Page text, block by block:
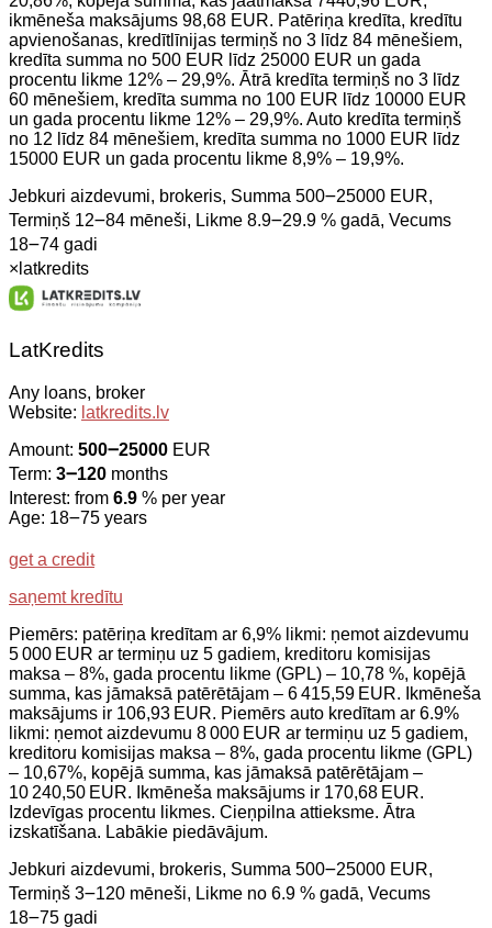
ikmēneša maksājums 98,68 EUR. Patēriņa kredīta, kredītu
apvienošanas, kredītlīnijas termiņš no 3 līdz 84 mēnešiem,
kredīta summa no 500 EUR līdz 25000 EUR un gada
procentu likme 12% – 29,9%. Ātrā kredīta termiņš no 3 līdz
60 mēnešiem, kredīta summa no 100 EUR līdz 10000 EUR
un gada procentu likme 12% – 29,9%. Auto kredīta termiņš
no 12 līdz 84 mēnešiem, kredīta summa no 1000 EUR līdz
15000 EUR un gada procentu likme 8,9% – 19,9%.
Jebkuri aizdevumi, brokeris, Summa 500౼25000 EUR,
Termiņš 12౼84 mēneši, Likme 8.9౼29.9 % gadā, Vecums
18౼74 gadi
× latkredits
LatKredits
Any loans, broker
Website: latkredits.lv
Amount: 500౼25000 EUR
Term: 3౼120 months
Interest: from 6.9 % per year
Age: 18౼75 years
get a credit
saņemt kredītu
Piemērs: patēriņa kredītam ar 6,9% likmi: ņemot aizdevumu
5 000 EUR ar termiņu uz 5 gadiem, kreditoru komisijas
maksa – 8%, gada procentu likme (GPL) – 10,78 %, kopējā
summa, kas jāmaksā patērētājam – 6 415,59 EUR. Ikmēneša
maksājums ir 106,93 EUR. Piemērs auto kredītam ar 6.9%
likmi: ņemot aizdevumu 8 000 EUR ar termiņu uz 5 gadiem,
kreditoru komisijas maksa – 8%, gada procentu likme (GPL)
– 10,67%, kopējā summa, kas jāmaksā patērētājam –
10 240,50 EUR. Ikmēneša maksājums ir 170,68 EUR.
Izdevīgas procentu likmes. Cieņpilna attieksme. Ātra
izskatīšana. Labākie piedāvājum.
Jebkuri aizdevumi, brokeris, Summa 500౼25000 EUR,
Termiņš 3౼120 mēneši, Likme no 6.9 % gadā, Vecums
18౼75 gadi